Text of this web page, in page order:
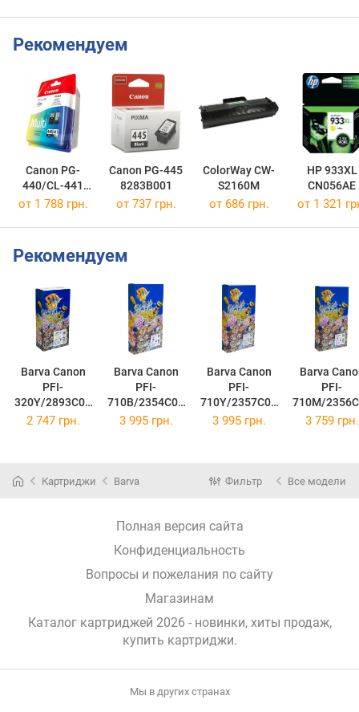
Рекомендуем
Canon PG-
440/CL-441
MULTI
Canon PG-445
8283B001
ColorWay CW-
S2160M
HP 933XL
CN056AE
от 1 788 грн. от 737 грн. от 686 грн. от 1 321
Рекомендуем
Barva Canon
PFI-
320Y/2893C00
1AA 300 мл
Barva Canon
PFI-
710B/2354C00
1AA 700 мл
Barva Canon
PFI-
710Y/2357C00
1AA 700 мл
Barva Canon
PFI-
710M/
1AA 700
2 747 грн. 3 995 грн. 3 995 грн. 3 759 грн.
Картриджи Barva Фильтр Все модели
Полная версия сайта
Конфиденциальность
Вопросы и пожелания по сайту
Магазинам
Каталог картриджей 2026 - новинки, хиты продаж,
купить картриджи.
Мы в других странах